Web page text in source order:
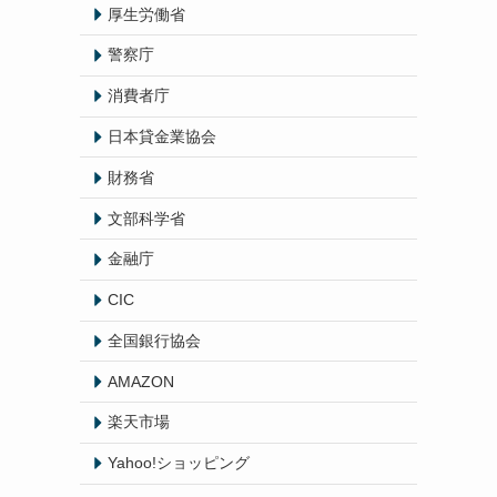
厚生労働省
警察庁
消費者庁
日本貸金業協会
財務省
文部科学省
金融庁
CIC
全国銀行協会
AMAZON
楽天市場
Yahoo!ショッピング